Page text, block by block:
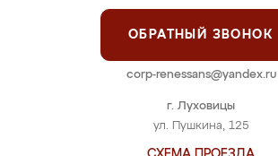
г. Луховицы
ул. Пушкина, 125
ОБРАТНЫЙ ЗВОНОК
corp-renessans@yandex.ru